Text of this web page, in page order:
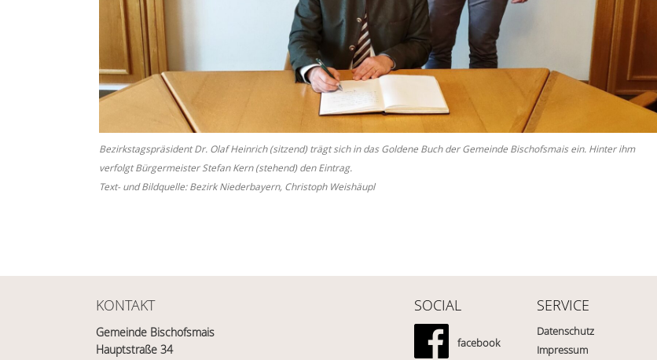
Bezirkstagspräsident Dr. Olaf Heinrich (sitzend) trägt sich in das Goldene Buch der Gemeinde Bischofsmais ein. Hinter ihm
verfolgt Bürgermeister Stefan Kern (stehend) den Eintrag.
Text- und Bildquelle: Bezirk Niederbayern, Christoph Weishäupl
KONTAKT
Gemeinde Bischofsmais
Hauptstraße 34
SOCIAL
facebook
SERVICE
Datenschutz
Impressum